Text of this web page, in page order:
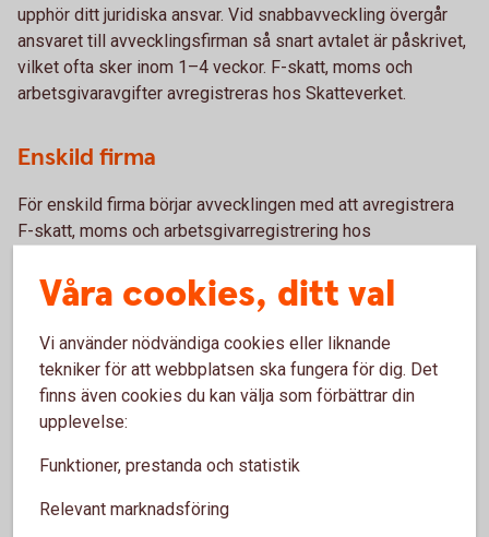
upphör ditt juridiska ansvar. Vid snabbavveckling övergår
ansvaret till avvecklingsfirman så snart avtalet är påskrivet,
vilket ofta sker inom 1–4 veckor. F-skatt, moms och
arbetsgivaravgifter avregistreras hos Skatteverket.
Enskild firma
För enskild firma börjar avvecklingen med att avregistrera
F-skatt, moms och arbetsgivarregistrering hos
deklaration lämnas in, och bokföringen sparas i minst sju år.
Ansvaret upphör när företaget är avregistrerat och
skulderna reglerade — ofta inom några veckor. Avtal som
bankkonton, hyreskontrakt och abonnemang avslutas.
Handelsbolag
I handelsbolag måste alla delägare vara överens om
avvecklingen. Bolaget avregistreras hos Bolagsverket,
skulder betalas och tillgångar säljs. Delägarna är personligt
Våra cookies, ditt val
Vi använder nödvändiga cookies eller liknande
tekniker för att webbplatsen ska fungera för dig. Det
finns även cookies du kan välja som förbättrar din
upplevelse:
Funktioner, prestanda och statistik
Relevant marknadsföring